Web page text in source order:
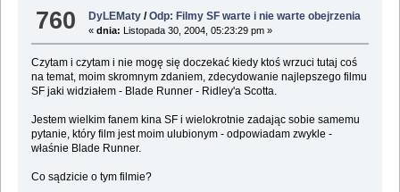
760 DyLEMaty /Odp: Filmy SF warte i nie warte obejrzenia
«dnia: Listopada 30, 2004, 05:23:29 pm »
Czytam i czytam i nie mogę się doczekać kiedy ktoś wrzuci tutaj coś
na temat, moim skromnym zdaniem, zdecydowanie najlepszego filmu
SF jaki widziałem - Blade Runner - Ridley'a Scotta.
Jestem wielkim fanem kina SF i wielokrotnie zadając sobie samemu
pytanie, który film jest moim ulubionym - odpowiadam zwykle -
właśnie Blade Runner.
Co sądzicie o tym filmie?